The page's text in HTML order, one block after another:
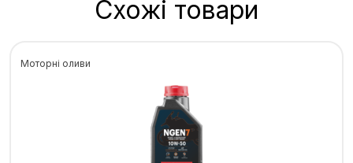
Схожі товари
Моторні оливи